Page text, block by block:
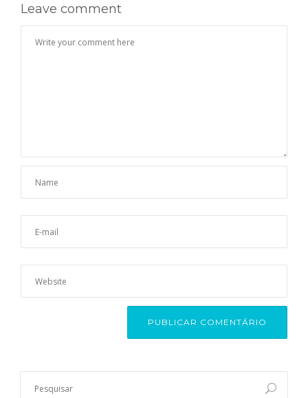
Leave comment